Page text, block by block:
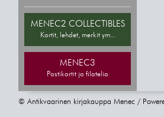
MENEC2 COLLECTIBLES
Kortit, lehdet, merkit ym...
MENEC3
Postikortit ja filatelia
© Antikvaarinen kirjakauppa Menec /